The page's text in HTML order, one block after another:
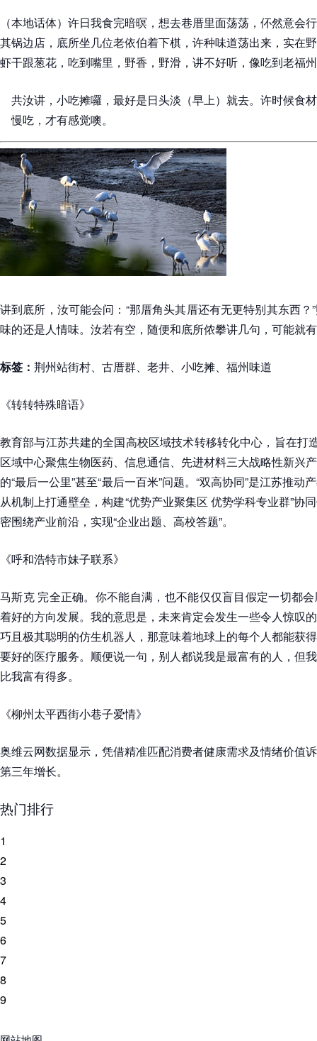
（本地话体）许日我食完暗暝，想去巷厝里面荡荡，伓然意会
其锅边店，底所坐几位老依伯着下棋，许种味道荡出来，实在
虾干跟葱花，吃到嘴里，野香，野滑，讲不好听，像吃到老福
共汝讲，小吃摊囉，最好是日头淡（早上）就去。许时候食
慢吃，才有感觉噢。
讲到底所，汝可能会问：“那厝角头其厝还有无更特别其东西
味的还是人情味。汝若有空，随便和底所侬攀讲几句，可能就
标签： 荆州站街村、古厝群、老井、小吃摊、福州味道
《转转特殊暗语》
教育部与江苏共建的全国高校区域技术转移转化中心，旨在打
区域中心聚焦生物医药、信息通信、先进材料三大战略性新兴
的“最后一公里”甚至“最后一百米”问题。“双高协同”是江苏推动
从机制上打通壁垒，构建“优势产业聚集区 优势学科专业群”协
密围绕产业前沿，实现“企业出题、高校答题”。
《呼和浩特市妹子联系》
马斯克 完全正确。你不能自满，也不能仅仅盲目假定一切都
着好的方向发展。我的意思是，未来肯定会发生一些令人惊叹
巧且极其聪明的仿生机器人，那意味着地球上的每个人都能获
要好的医疗服务。顺便说一句，别人都说我是最富有的人，但
比我富有得多。
《柳州太平西街小巷子爱情》
奥维云网数据显示，凭借精准匹配消费者健康需求及情绪价值
第三年增长。
热门排行
1
2
3
4
5
6
7
8
9